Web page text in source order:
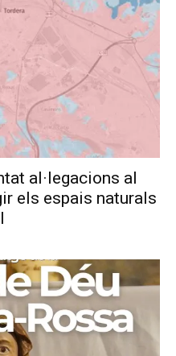
al·legacions al
els espais naturals